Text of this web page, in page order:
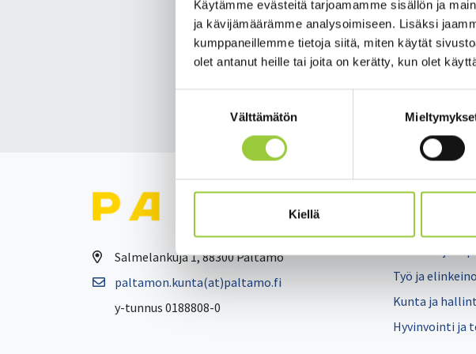
Käytämme evästeitä tarjoamamme sisällön ja
ja kävijämäärämme analysoimiseen. Lisäksi
kumppaneillemme tietoja siitä, miten käytät
olet antanut heille tai joita on kerätty, kun olet
Välttämätön
Kiellä
Katkon pituus ja laajuus voi poiketa
Pahoittelemme häiriötä.
Lisätietoja p. 044 288 5510
Salmelankuja 1, 88300 Paltamo
paltamon.kunta(at)paltamo.fi
y-tunnus 0188808-0
Matkailu ja
Työ ja
Kunta ja
Hyvinvointi ja